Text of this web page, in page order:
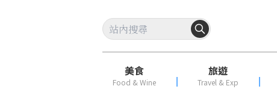
美食
Food & Wine
旅遊
Travel & Exp